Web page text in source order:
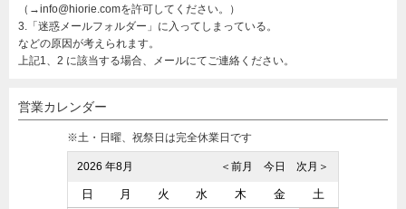
（→info@hiorie.comを許可してください。）
3.「迷惑メールフォルダー」に入ってしまっている。
などの原因が考えられます。
上記1、2 に該当する場合、メールにてご連絡ください。
営業カレンダー
※土・日曜、祝祭日は完全休業日です
2026 年8月 次月＞
今日
＜前月
日 月 火 水 木 金
土